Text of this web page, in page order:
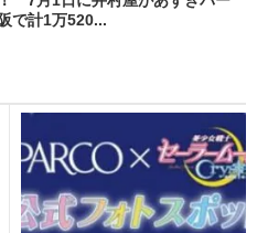
で計1万520...